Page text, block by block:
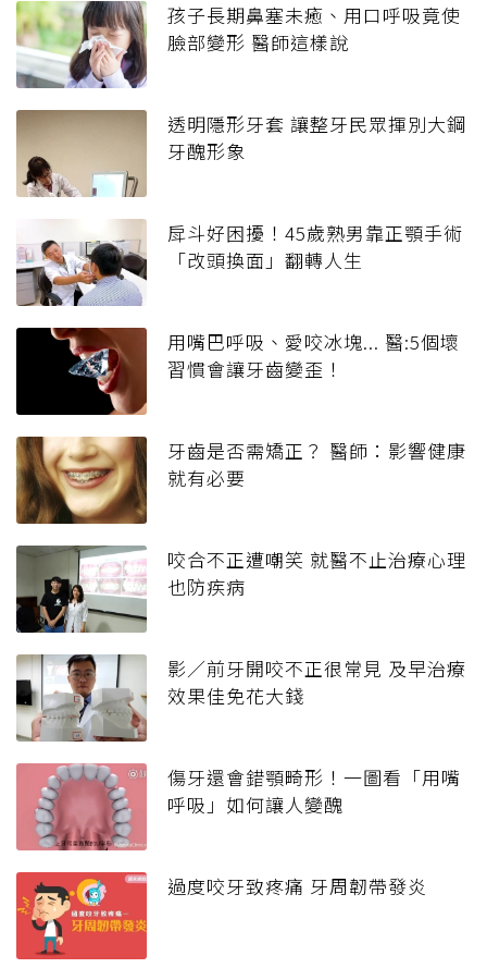
孩子長期鼻塞未癒、用口呼吸竟使
臉部變形 醫師這樣說
透明隱形牙套 讓整牙民眾揮別大鋼
牙醜形象
戽斗好困擾！45歲熟男靠正顎手術
「改頭換面」翻轉人生
用嘴巴呼吸、愛咬冰塊... 醫:5個壞
習慣會讓牙齒變歪！
牙齒是否需矯正？ 醫師：影響健康
就有必要
咬合不正遭嘲笑 就醫不止治療心理
也防疾病
影／前牙開咬不正很常見 及早治療
效果佳免花大錢
傷牙還會錯顎畸形！一圖看「用嘴
呼吸」如何讓人變醜
過度咬牙致疼痛 牙周韌帶發炎